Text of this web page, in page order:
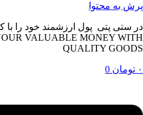
پرش به محتوا
VALUABLE MONEY WITH
QUALITY GOODS
۰ تومان 0